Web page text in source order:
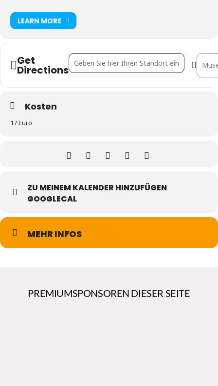
LEARN MORE
Get
Directions
Address - Reichtum statt Kapital. Anupama
Kosten
17 Euro
ZU MEINEM KALENDER HINZUFÜGEN
GOOGLECAL
MEHR INFOS
PREMIUMSPONSOREN DIESER SEITE